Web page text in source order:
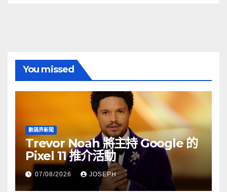
You missed
數碼界新聞
Trevor Noah 將主持 Google 的
Pixel 11 推介活動
07/08/2026 JOSEPH